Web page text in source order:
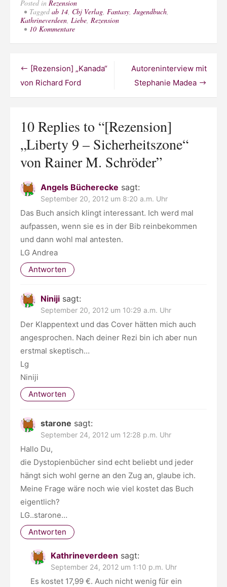
Posted in Rezension
Taggedab 14, Cbj Verlag, Fantasy, Jugendbuch,
Kathrineverdeen, Liebe, Rezension
10 Kommentarezu
Sicherheitszone“
von
Rainer
Beitragsnavigation
Autoreninterview mit
Stephanie Madea
[Rezension] „Kanada“
von Richard Ford
10 Replies to “[Rezension]
„Liberty 9 – Sicherheitszone“
von Rainer M. Schröder”
Angels Bücherecke sagt:
September 20, 2012 um 8:20 a.m. Uhr
Das Buch ansich klingt interessant. Ich werd mal
aufpassen, wenn sie es in der Bib reinbekommen
und dann wohl mal antesten.
LG Andrea
Antworten
Niniji sagt:
September 20, 2012 um 10:29 a.m. Uhr
Der Klappentext und das Cover hätten mich auch
angesprochen. Nach deiner Rezi bin ich aber nun
erstmal skeptisch…
Lg
Niniji
Antworten
starone sagt:
September 24, 2012 um 12:28 p.m. Uhr
Hallo Du,
die Dystopienbücher sind echt beliebt und jeder
hängt sich wohl gerne an den Zug an, glaube ich.
Meine Frage wäre noch wie viel kostet das Buch
eigentlich?
LG..starone…
Antworten
Kathrineverdeen sagt:
September 24, 2012 um 1:10 p.m. Uhr
Es kostet 17,99 €. Auch nicht wenig für ein